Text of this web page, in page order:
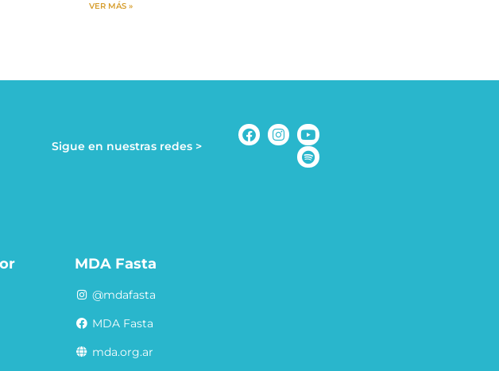
VER MÁS »
Sigue en nuestras redes >
MDA Fasta
@mdafasta
MDA Fasta
mda.org.ar